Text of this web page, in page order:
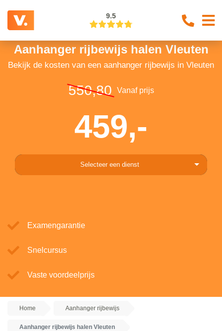
9.5
Aanhanger rijbewijs halen Vleuten
Bekijk de kosten van een aanhanger rijbewijs in Vleuten
550,80 Vanaf prijs
459,-
Selecteer een dienst
Examengarantie
Snelcursus
Vaste voordeelprijs
Home Aanhanger rijbewijs
Aanhanger rijbewijs halen Vleuten